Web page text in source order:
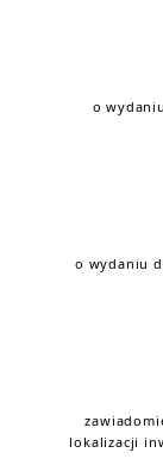
o
o wydaniu
lokalizacji